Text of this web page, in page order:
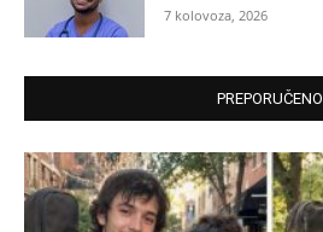
7 kolovoza, 2026
PREPORUČENO